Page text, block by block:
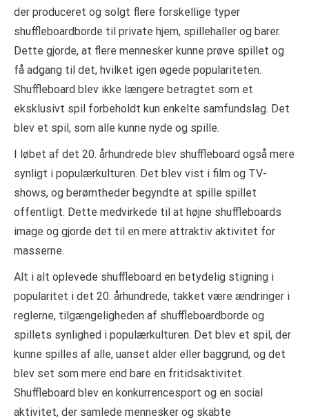
der produceret og solgt flere forskellige typer
shuffleboardborde til private hjem, spillehaller og barer.
Dette gjorde, at flere mennesker kunne prøve spillet og
få adgang til det, hvilket igen øgede populariteten.
Shuffleboard blev ikke længere betragtet som et
eksklusivt spil forbeholdt kun enkelte samfundslag. Det
blev et spil, som alle kunne nyde og spille.
I løbet af det 20. århundrede blev shuffleboard også mere
synligt i populærkulturen. Det blev vist i film og TV-
shows, og berømtheder begyndte at spille spillet
offentligt. Dette medvirkede til at højne shuffleboards
image og gjorde det til en mere attraktiv aktivitet for
masserne.
Alt i alt oplevede shuffleboard en betydelig stigning i
popularitet i det 20. århundrede, takket være ændringer i
reglerne, tilgængeligheden af shuffleboardborde og
spillets synlighed i populærkulturen. Det blev et spil, der
kunne spilles af alle, uanset alder eller baggrund, og det
blev set som mere end bare en fritidsaktivitet.
Shuffleboard blev en konkurrencesport og en social
aktivitet, der samlede mennesker og skabte